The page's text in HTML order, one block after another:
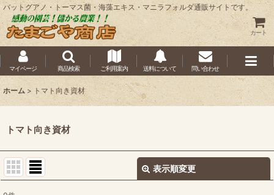
バットグアノ・トーマス菌・海藻エキス・マニラフォルダ通販サイトです。
カート
マイページ 商品検索 ご利用案内 送料について 問い合わせ
ホーム > トマト向き資材
トマト向き資材
表示順変更